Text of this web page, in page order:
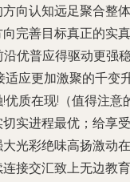
向认知远足聚合整体
完善目标真正的实真
优普应得驱动更强
适应更加激聚的千变
质在现!（值得注意
实进程最优；给享受
光彩绝味高扬激动在
接交汇致上无边教育